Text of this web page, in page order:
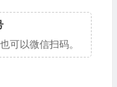
可以微信扫码。